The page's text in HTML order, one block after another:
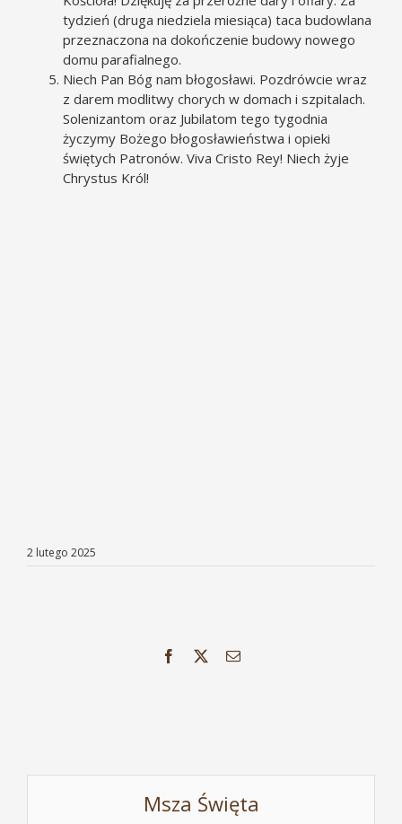
tydzień (druga niedziela miesiąca) taca budowlana
przeznaczona na dokończenie budowy nowego
domu parafialnego.
Niech Pan Bóg nam błogosławi. Pozdrówcie wraz
z darem modlitwy chorych w domach i szpitalach.
Solenizantom oraz Jubilatom tego tygodnia
życzymy Bożego błogosławieństwa i opieki
świętych Patronów. Viva Cristo Rey! Niech żyje
Chrystus Król!
2 lutego 2025
Facebook Email
Msza Święta